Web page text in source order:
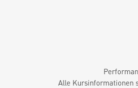
Alle Kursinformationen